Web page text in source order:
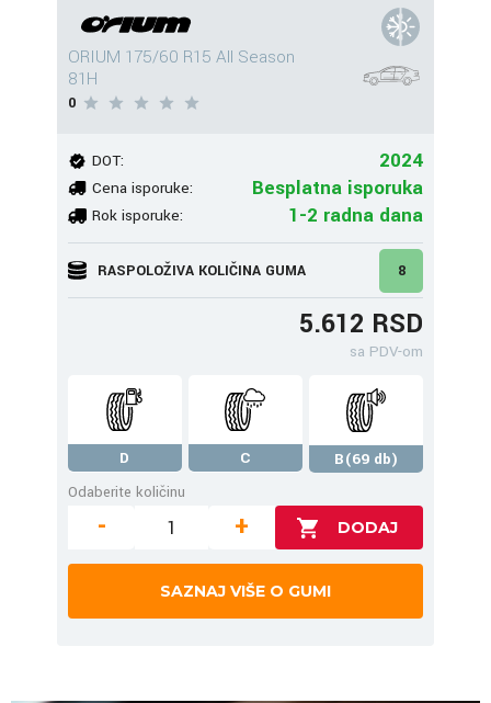
ORIUM 175/60 R15 All Season
81H
0
DOT: 2024
Cena isporuke: Besplatna isporuka
Rok isporuke: 1-2 radna dana
RASPOLOŽIVA KOLIČINA GUMA 8
5.612 RSD
sa PDV-om
D C
B(69 db)
Odaberite količinu
- +
SAZNAJ VIŠE O GUMI